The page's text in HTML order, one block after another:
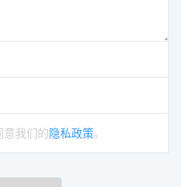
意我们的隐私政策。